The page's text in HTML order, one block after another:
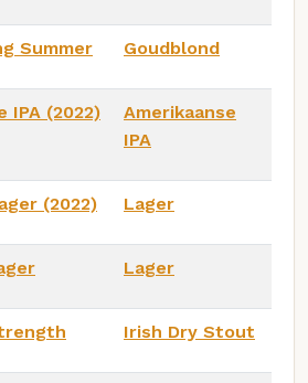
Summer Goudblond
IPA (2022)
Amerikaanse
IPA
(2022) Lager
Lager
Irish Dry Stout